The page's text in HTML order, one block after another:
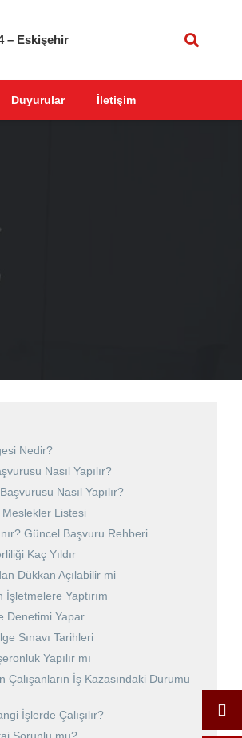
– Eskişehir
Duyurular İletişim
Nedir?
Nasıl Yapılır?
Nasıl Yapılır?
Listesi
Güncel Başvuru Rehberi
Kaç Yıldır
Dükkan Açılabilir mi
Yaptırım
Denetimi Yapar
Sınavı Tarihleri
Yapılır mı
Çalışanların İş Kazasındaki Durumu
İşlerde Çalışılır?